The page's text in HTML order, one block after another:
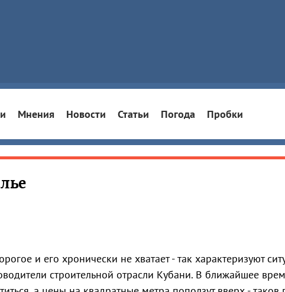
Мнения Новости Статьи Погода Пробки
и его хронически не хватает - так характеризуют
строительной отрасли Кубани. В ближайшее